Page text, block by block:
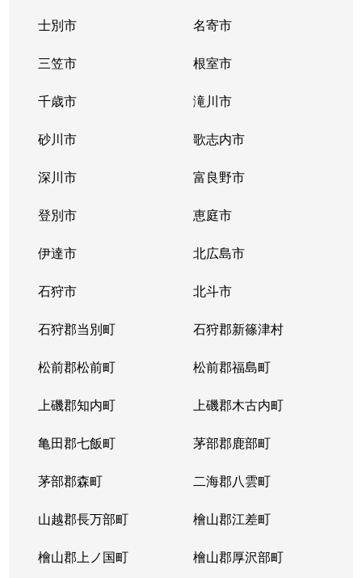
士別市 名寄市
三笠市 根室市
千歳市 滝川市
砂川市 歌志内市
深川市 富良野市
登別市 恵庭市
伊達市 北広島市
石狩市 北斗市
石狩郡当別町 石狩郡新篠津村
松前郡松前町 松前郡福島町
上磯郡知内町 上磯郡木古内町
亀田郡七飯町 茅部郡鹿部町
茅部郡森町 二海郡八雲町
山越郡長万部町 檜山郡江差町
檜山郡上ノ国町 檜山郡厚沢部町